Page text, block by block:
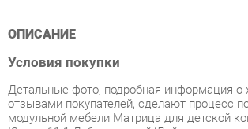
отзывами покупателей, сделают процесс
модульной мебели Матрица для детской
Юниор-11.1 Дуб молочный/Лайм из
комплекты от производителя Матрица на
маркетплейсе «Купи Мне Мебель» без